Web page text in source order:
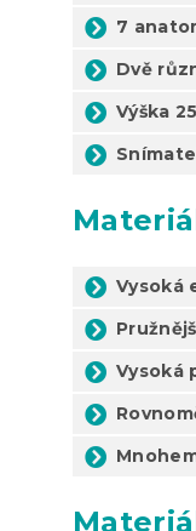
7
Dvě
Výška
Vysoká
Vysoká